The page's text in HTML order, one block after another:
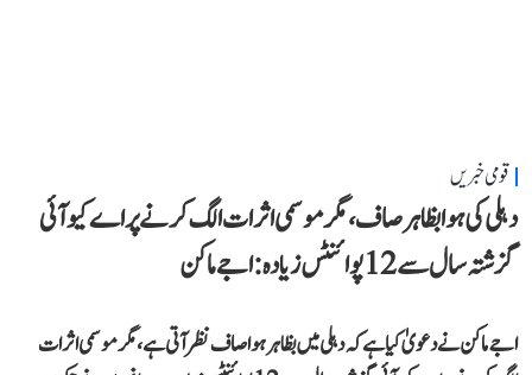
قومی خبریں
دہلی کی ہوا بظاہر صاف، مگر موسمی اثرات الگ کرنے پر اے کیو آئی
گزشتہ سال سے 12 پوائنٹس زیادہ: اجے ماکن
اجے ماکن نے دعویٰ کیا ہے کہ دہلی میں بظاہر ہوا صاف نظر آتی ہے، مگر موسمی اثرات